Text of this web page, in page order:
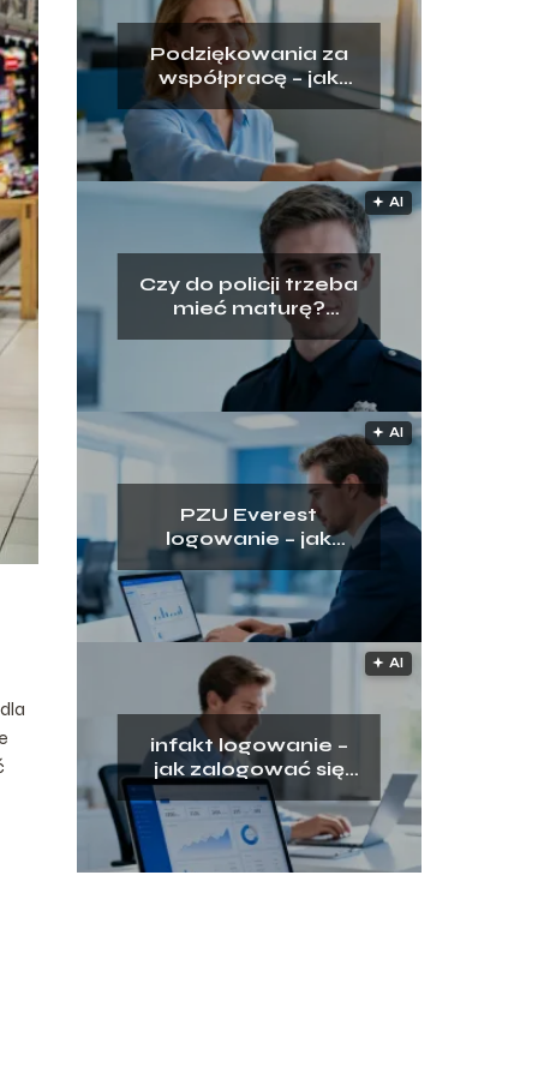
Podziękowania za
współpracę – jak
napisać przy
odejściu z pracy?
🟅 AI
Czy do policji trzeba
mieć maturę?
Wyjaśniamy
wymogi rekrutacji
🟅 AI
PZU Everest
logowanie – jak
uzyskać dostęp do
platformy?
🟅 AI
infakt logowanie –
jak zalogować się
do panelu klienta?